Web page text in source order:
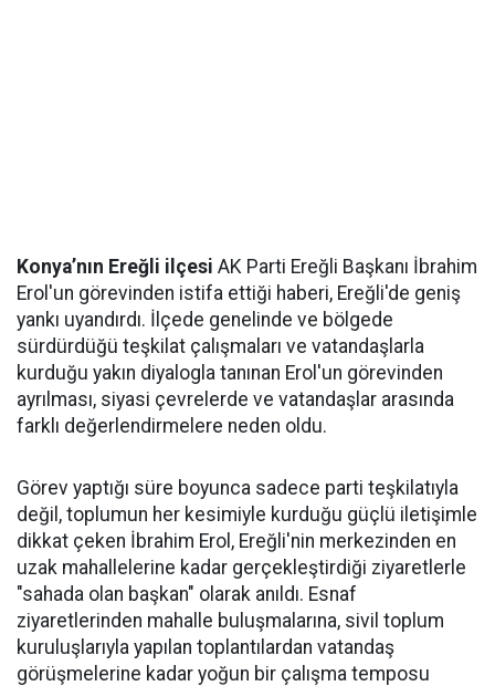
Konya’nın Ereğli ilçesi AK Parti Ereğli Başkanı İbrahim
Erol'un görevinden istifa ettiği haberi, Ereğli'de geniş
yankı uyandırdı. İlçede genelinde ve bölgede
sürdürdüğü teşkilat çalışmaları ve vatandaşlarla
kurduğu yakın diyalogla tanınan Erol'un görevinden
ayrılması, siyasi çevrelerde ve vatandaşlar arasında
farklı değerlendirmelere neden oldu.
Görev yaptığı süre boyunca sadece parti teşkilatıyla
değil, toplumun her kesimiyle kurduğu güçlü iletişimle
dikkat çeken İbrahim Erol, Ereğli'nin merkezinden en
uzak mahallelerine kadar gerçekleştirdiği ziyaretlerle
"sahada olan başkan" olarak anıldı. Esnaf
ziyaretlerinden mahalle buluşmalarına, sivil toplum
kuruluşlarıyla yapılan toplantılardan vatandaş
görüşmelerine kadar yoğun bir çalışma temposu